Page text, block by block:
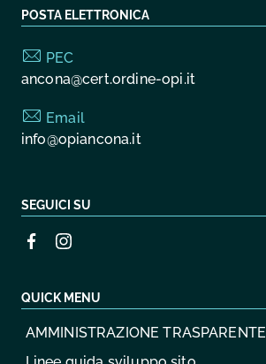
POSTA ELETTRONICA
PEC
ancona@cert.ordine-opi.it
Email
info@opiancona.it
SEGUICI SU
QUICK MENU
AMMINISTRAZIONE TRASPARENTE